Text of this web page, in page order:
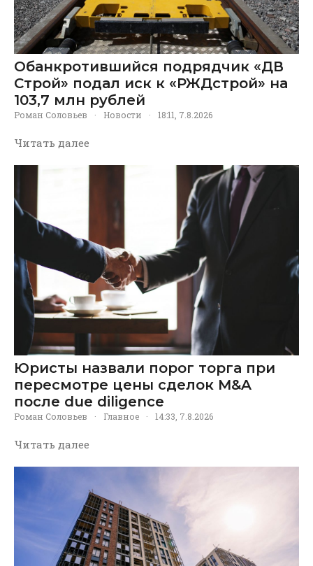
Обанкротившийся подрядчик «ДВ
Строй» подал иск к «РЖДстрой» на
103,7 млн рублей
Роман Соловьев · Новости · 18:11, 7.8.2026
Читать далее
Юристы назвали порог торга при
пересмотре цены сделок M&A
после due diligence
Роман Соловьев · Главное · 14:33, 7.8.2026
Читать далее